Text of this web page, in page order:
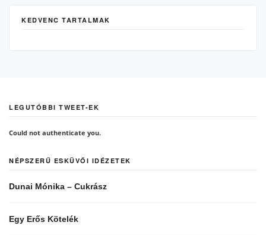
KEDVENC TARTALMAK
LEGUTÓBBI TWEET-EK
Could not authenticate you.
NÉPSZERŰ ESKÜVŐI IDÉZETEK
Dunai Mónika – Cukrász
Egy Erős Kötelék